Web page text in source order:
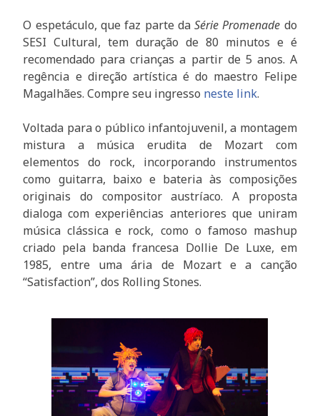
O espetáculo, que faz parte daSérie Promenade do
SESI Cultural, tem duração de 80 minutos e é
recomendado para crianças a partir de 5 anos. A
regência e direção artística é do maestro Felipe
Magalhães. Compre seu ingresso neste link.
Voltada para o público infantojuvenil, a montagem
mistura a música erudita de Mozart com
elementos do rock, incorporando instrumentos
como guitarra, baixo e bateria às composições
originais do compositor austríaco. A proposta
dialoga com experiências anteriores que uniram
música clássica e rock, como o famoso mashup
criado pela banda francesa Dollie De Luxe, em
1985, entre uma ária de Mozart e a canção
“Satisfaction”, dos Rolling Stones.